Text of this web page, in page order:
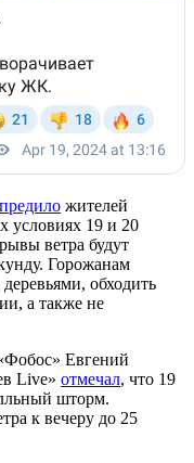
жителей
условиях 19 и 20
ветра будут
Горожанам
обходить
а также не
Евгений
Live» отмечал, что 19
шторм.
к вечеру до 25